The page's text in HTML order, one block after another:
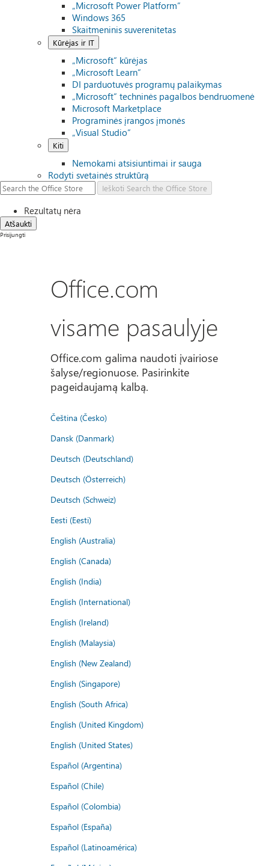
„Microsoft Power Platform“
Windows 365
Skaitmeninis suverenitetas
Kūrėjas ir IT
„Microsoft“ kūrėjas
„Microsoft Learn“
DI parduotuvės programų palaikymas
„Microsoft“ techninės pagalbos bendruomenė
Microsoft Marketplace
Programinės įrangos įmonės
„Visual Studio“
Kiti
Nemokami atsisiuntimai ir sauga
Rodyti svetainės struktūrą
Ieškoti Search the Office Store
Rezultatų nėra
Atšaukti
Prisijungti
Office.com
visame pasaulyje
Office.com galima naudoti įvairiose
šalyse/regionuose. Pasirinkite
pageidaujamą kalbą.
Čeština (Česko)
Dansk (Danmark)
Deutsch (Deutschland)
Deutsch (Österreich)
Deutsch (Schweiz)
Eesti (Eesti)
English (Australia)
English (Canada)
English (India)
English (International)
English (Ireland)
English (Malaysia)
English (New Zealand)
English (Singapore)
English (South Africa)
English (United Kingdom)
English (United States)
Español (Argentina)
Español (Chile)
Español (Colombia)
Español (España)
Español (Latinoamérica)